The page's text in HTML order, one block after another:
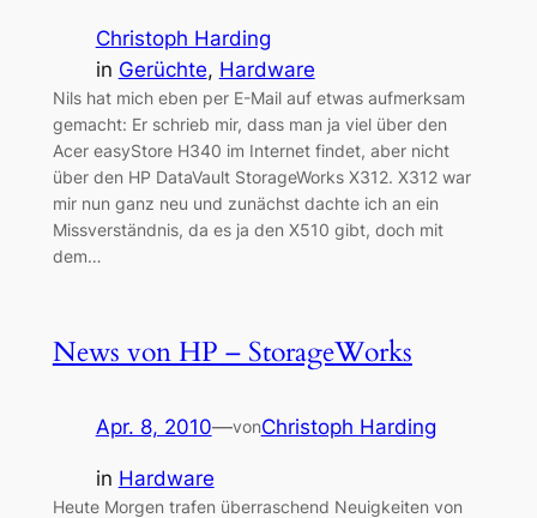
Christoph Harding
in Gerüchte, Hardware
Nils hat mich eben per E-Mail auf etwas aufmerksam
gemacht: Er schrieb mir, dass man ja viel über den
Acer easyStore H340 im Internet findet, aber nicht
über den HP DataVault StorageWorks X312. X312 war
mir nun ganz neu und zunächst dachte ich an ein
Missverständnis, da es ja den X510 gibt, doch mit
dem…
News von HP – StorageWorks
Apr. 8, 2010—vonChristoph Harding
in Hardware
Heute Morgen trafen überraschend Neuigkeiten von